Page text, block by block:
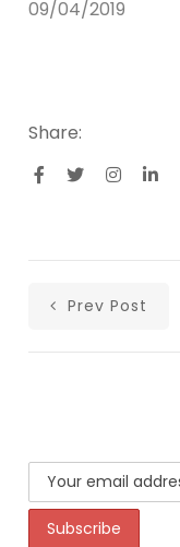
09/04/2019
Share:
Prev Post